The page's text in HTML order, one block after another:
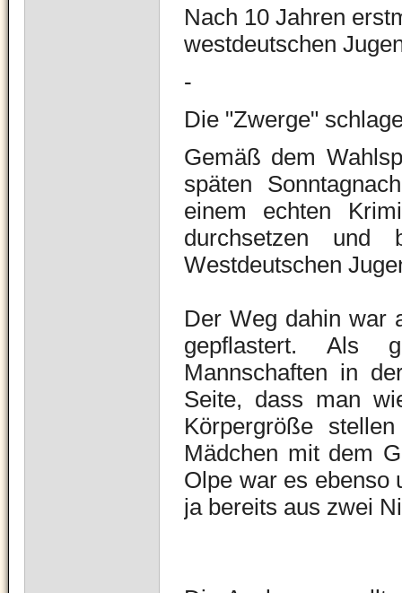
Nach 10 Jahren
westdeutschen
-
Die "Zwerge"
Gemäß dem
späten
einem echten
durchsetzen und
Westdeutschen
Der Weg dahin war
gepflastert. Als
Mannschaften in
Seite, dass man
Körpergröße
Mädchen mit dem
Olpe war es ebenso
ja bereits aus zwei